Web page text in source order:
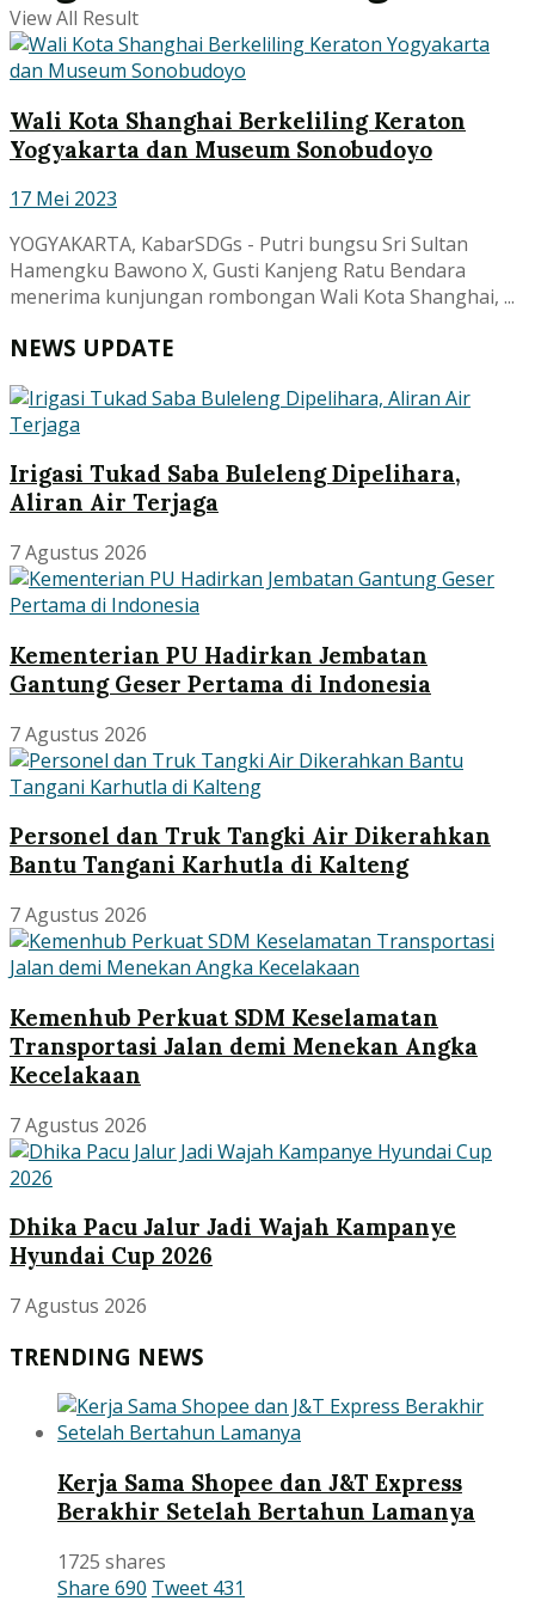
View All Result
Wali Kota Shanghai Berkeliling Keraton
Yogyakarta dan Museum Sonobudoyo
17 Mei 2023
YOGYAKARTA, KabarSDGs - Putri bungsu Sri Sultan
Hamengku Bawono X, Gusti Kanjeng Ratu Bendara
menerima kunjungan rombongan Wali Kota Shanghai, ...
NEWS UPDATE
Irigasi Tukad Saba Buleleng Dipelihara,
Aliran Air Terjaga
7 Agustus 2026
Kementerian PU Hadirkan Jembatan
Gantung Geser Pertama di Indonesia
7 Agustus 2026
Personel dan Truk Tangki Air Dikerahkan
Bantu Tangani Karhutla di Kalteng
7 Agustus 2026
Kemenhub Perkuat SDM Keselamatan
Transportasi Jalan demi Menekan Angka
Kecelakaan
7 Agustus 2026
Dhika Pacu Jalur Jadi Wajah Kampanye
Hyundai Cup 2026
7 Agustus 2026
TRENDING NEWS
Kerja Sama Shopee dan J&T Express
Berakhir Setelah Bertahun Lamanya
1725 shares
Share 690 Tweet 431